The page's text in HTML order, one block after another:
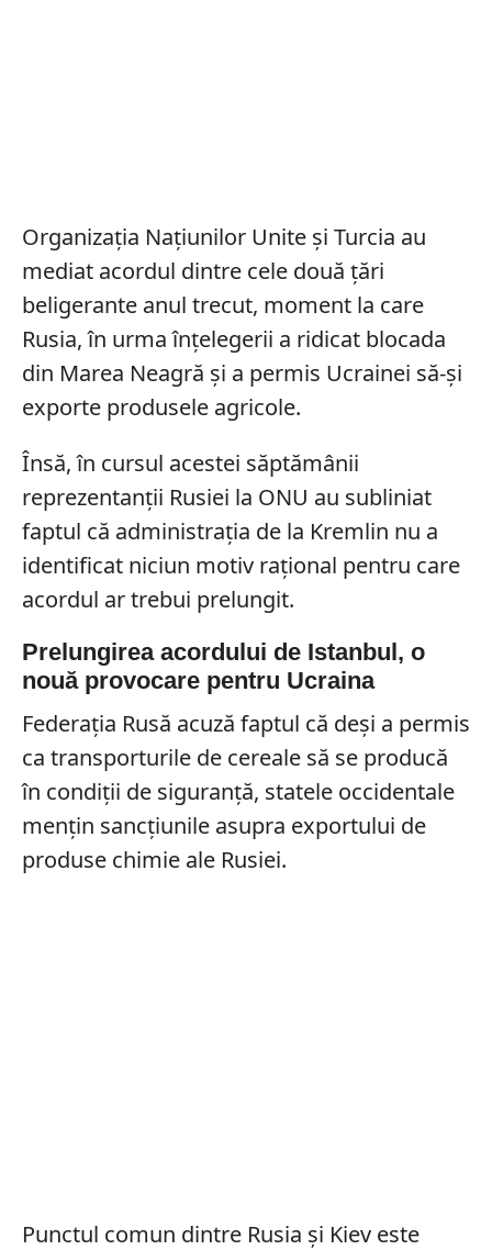
Organizația Națiunilor Unite și Turcia au
mediat acordul dintre cele două țări
beligerante anul trecut, moment la care
Rusia, în urma înțelegerii a ridicat blocada
din Marea Neagră și a permis Ucrainei să-și
exporte produsele agricole.
Însă, în cursul acestei săptămânii
reprezentanții Rusiei la ONU au subliniat
faptul că administrația de la Kremlin nu a
identificat niciun motiv rațional pentru care
acordul ar trebui prelungit.
Prelungirea acordului de Istanbul, o
nouă provocare pentru Ucraina
Federația Rusă acuză faptul că deși a permis
ca transporturile de cereale să se producă
în condiții de siguranță, statele occidentale
mențin sancțiunile asupra exportului de
produse chimie ale Rusiei.
Punctul comun dintre Rusia și Kiev este